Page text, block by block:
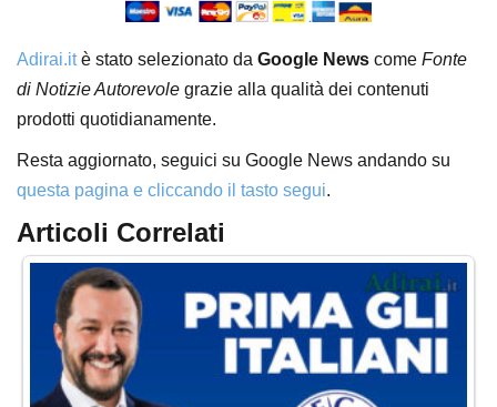
Adirai.itè stato selezionato da Google News come Fonte
di Notizie Autorevole grazie alla qualità dei contenuti
prodotti quotidianamente.
Resta aggiornato, seguici su Google News andando su
questa pagina e cliccando il tasto segui.
Articoli Correlati